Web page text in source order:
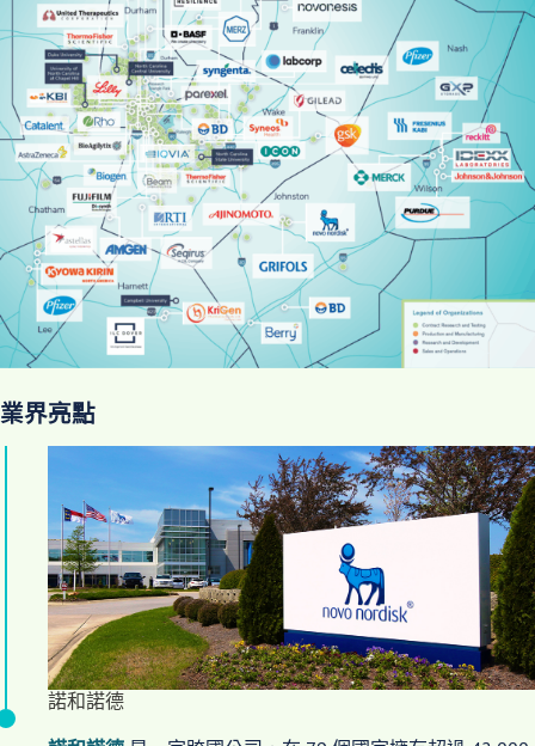
業界亮點
諾和諾德